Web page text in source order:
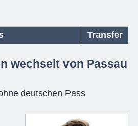
Transfer
wechselt von Passau
deutschen Pass